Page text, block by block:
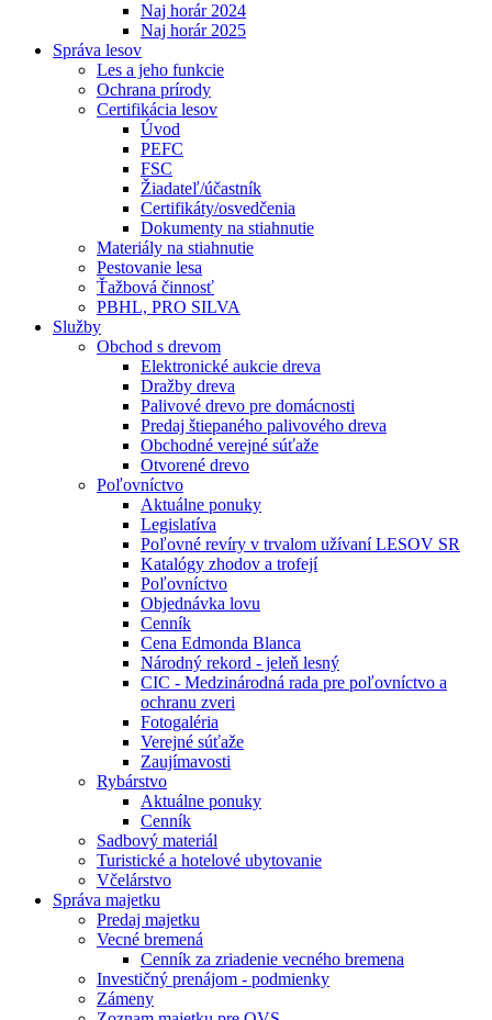
Naj horár 2024
Naj horár 2025
Správa lesov
Les a jeho funkcie
Ochrana prírody
Certifikácia lesov
Úvod
PEFC
FSC
Žiadateľ/účastník
Certifikáty/osvedčenia
Dokumenty na stiahnutie
Materiály na stiahnutie
Pestovanie lesa
Ťažbová činnosť
PBHL, PRO SILVA
Služby
Obchod s drevom
Elektronické aukcie dreva
Dražby dreva
Palivové drevo pre domácnosti
Predaj štiepaného palivového dreva
Obchodné verejné súťaže
Otvorené drevo
Poľovníctvo
Aktuálne ponuky
Legislatíva
Poľovné revíry v trvalom užívaní LESOV SR
Katalógy zhodov a trofejí
Poľovníctvo
Objednávka lovu
Cenník
Cena Edmonda Blanca
Národný rekord - jeleň lesný
CIC - Medzinárodná rada pre poľovníctvo a
ochranu zveri
Fotogaléria
Verejné súťaže
Zaujímavosti
Rybárstvo
Aktuálne ponuky
Cenník
Sadbový materiál
Turistické a hotelové ubytovanie
Včelárstvo
Správa majetku
Predaj majetku
Vecné bremená
Cenník za zriadenie vecného bremena
Investičný prenájom - podmienky
Zámeny